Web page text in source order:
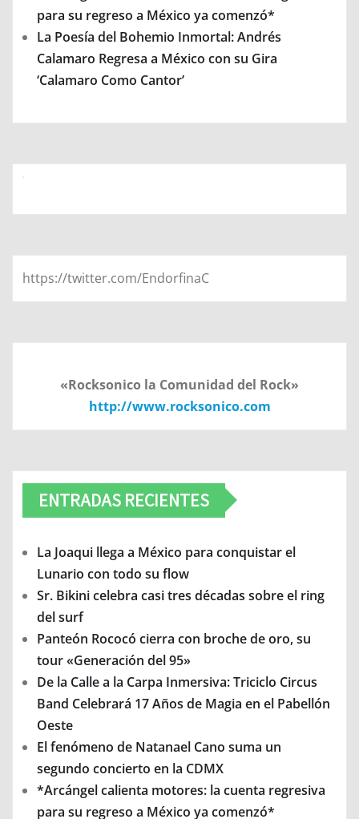
para su regreso a México ya comenzó*
La Poesía del Bohemio Inmortal: Andrés
Calamaro Regresa a México con su Gira
‘Calamaro Como Cantor’
https://twitter.com/EndorfinaC
«Rocksonico la Comunidad del Rock»
http://www.rocksonico.com
ENTRADAS RECIENTES
La Joaqui llega a México para conquistar el
Lunario con todo su flow
Sr. Bikini celebra casi tres décadas sobre el ring
del surf
Panteón Rococó cierra con broche de oro, su
tour «Generación del 95»
De la Calle a la Carpa Inmersiva: Triciclo Circus
Band Celebrará 17 Años de Magia en el Pabellón
Oeste
El fenómeno de Natanael Cano suma un
segundo concierto en la CDMX
*Arcángel calienta motores: la cuenta regresiva
para su regreso a México ya comenzó*